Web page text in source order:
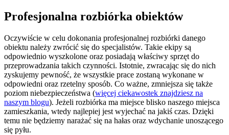
Profesjonalna rozbiórka obiektów
Oczywiście w celu dokonania profesjonalnej rozbiórki danego
obiektu należy zwrócić się do specjalistów. Takie ekipy są
odpowiednio wyszkolone oraz posiadają właściwy sprzęt do
przeprowadzania takich czynności. Istotnie, zwracając się do nich
zyskujemy pewność, że wszystkie prace zostaną wykonane w
odpowiedni oraz rzetelny sposób. Co ważne, zmniejsza się także
poziom niebezpieczeństwa (więcej ciekawostek znajdziesz na
naszym blogu). Jeżeli rozbiórka ma miejsce blisko naszego miejsca
zamieszkania, wtedy najlepiej jest wyjechać na jakiś czas. Dzięki
temu nie będziemy narażać się na hałas oraz wdychanie unoszącego
się pyłu.